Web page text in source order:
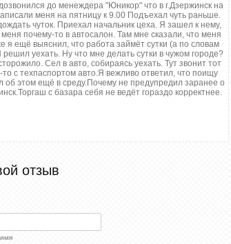
до менеждера "Юникор" что в г.Дзержинск на
меня на пятницу к 9.00 Подъехал чуть раньше.
чуток. Приехал начальник цеха. Я зашел к нему,
почему-то в автосалон. Там мне сказали, что меня
я ещё выяснил, что работа займёт сутки (а по словам
уехать. Ну что мне делать сутки в чужом городе?
Сел в авто, собираясь уехать. Тут звонит тот
с техпаспортом авто.Я вежливо ответил, что поищу
об этом ещё в среду.Почему не предупредил заранее о
с базара себя не ведёт гораздо корректнее.
отзыв